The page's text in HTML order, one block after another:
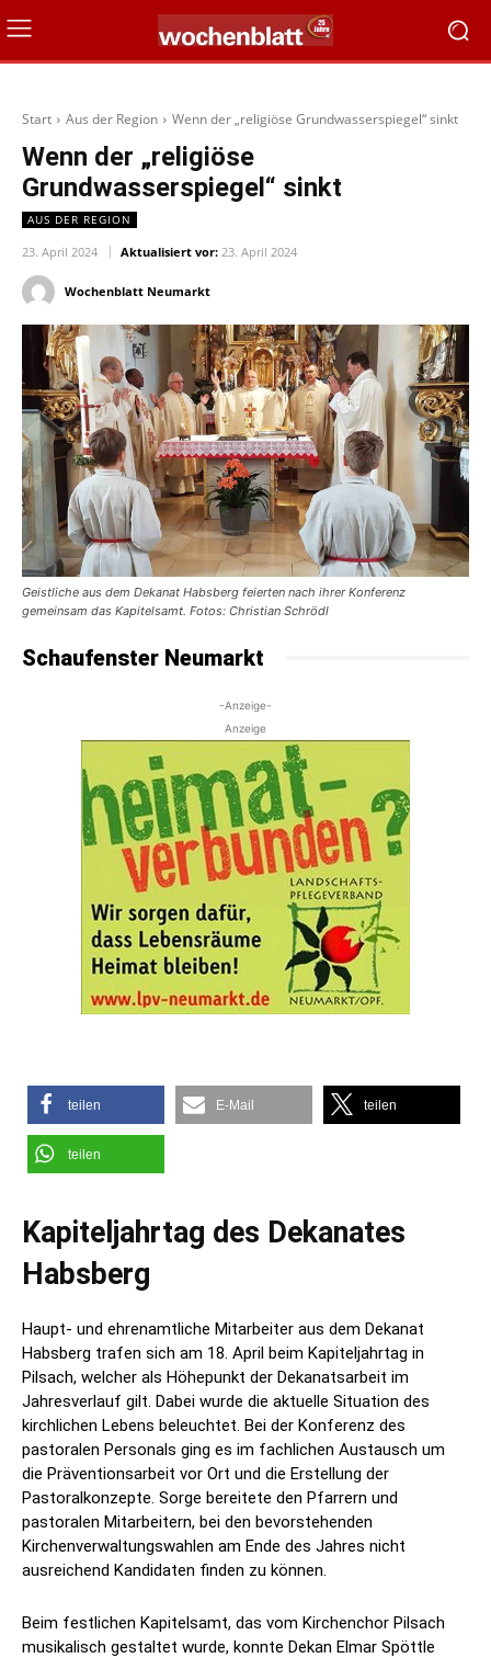
Start Aus der Region Wenn der „religiöse Grundwasserspiegel“ sinkt
Wenn der „religiöse
Grundwasserspiegel“ sinkt
AUS DER REGION
23. April 2024 Aktualisiert vor: 23. April 2024
Wochenblatt Neumarkt
Geistliche aus dem Dekanat Habsberg feierten nach ihrer Konferenz
gemeinsam das Kapitelsamt. Fotos: Christian Schrödl
Schaufenster Neumarkt
-Anzeige-
Anzeige
teilen E-Mail teilen
teilen
Kapiteljahrtag des Dekanates
Habsberg
Haupt- und ehrenamtliche Mitarbeiter aus dem Dekanat
Habsberg trafen sich am 18. April beim Kapiteljahrtag in
Pilsach, welcher als Höhepunkt der Dekanatsarbeit im
Jahresverlauf gilt. Dabei wurde die aktuelle Situation des
kirchlichen Lebens beleuchtet. Bei der Konferenz des
pastoralen Personals ging es im fachlichen Austausch um
die Präventionsarbeit vor Ort und die Erstellung der
Pastoralkonzepte. Sorge bereitete den Pfarrern und
pastoralen Mitarbeitern, bei den bevorstehenden
Kirchenverwaltungswahlen am Ende des Jahres nicht
ausreichend Kandidaten finden zu können.
Beim festlichen Kapitelsamt, das vom Kirchenchor Pilsach
musikalisch gestaltet wurde, konnte Dekan Elmar Spöttle